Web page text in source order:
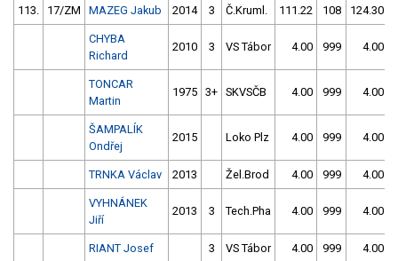
113. 17/ZM MAZEG Jakub 2014 3 Č.Kruml. 111.22 108 124.30
CHYBA
Richard
2010 3 VS Tábor 4.00 999 4.00
TONCAR
Martin
1975 3+ SKVSČB 4.00 999 4.00
ŠAMPALÍK
Ondřej
2015 Loko Plz 4.00 999 4.00
TRNKA Václav 2013 Žel.Brod 4.00 999 4.00
VYHNÁNEK
Jiří
2013 3 Tech.Pha 4.00 999 4.00
RIANT Josef 3 VS Tábor 4.00 999 4.00